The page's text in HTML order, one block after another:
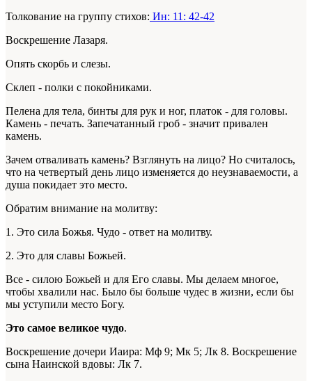
Толкование на группу стихов: Ин: 11: 42-42
Воскрешение Лазаря.
Опять скорбь и слезы.
Склеп - полки с покойниками.
Пелена для тела, бинты для рук и ног, платок - для головы.
Камень - печать. Запечатанный гроб - значит привален
камень.
Зачем отваливать камень? Взглянуть на лицо? Но считалось,
что на четвертый день лицо изменяется до неузнаваемости, а
душа покидает это место.
Обратим внимание на молитву:
1. Это сила Божья. Чудо - ответ на молитву.
2. Это для славы Божьей.
Все - силою Божьей и для Его славы. Мы делаем многое,
чтобы хвалили нас. Было бы больше чудес в жизни, если бы
мы уступили место Богу.
Это самое великое чудо.
Воскрешение дочери Иаира: Мф 9; Мк 5; Лк 8. Воскрешение
сына Наинской вдовы: Лк 7.